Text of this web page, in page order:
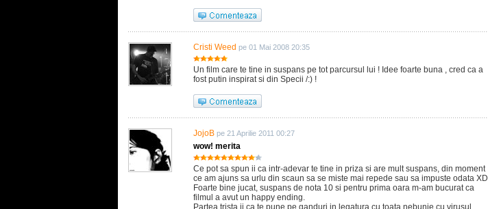
Cristi Weed pe 01 Mai 2008 20:35
Un film care te tine in suspans pe tot parcursul lui ! Idee foarte buna , cred ca a
fost putin inspirat si din Specii /:) !
JojoB pe 21 Aprilie 2011 00:27
wow! merita
Ce pot sa spun ii ca intr-adevar te tine in priza si are mult suspans, din moment
ce am ajuns sa urlu din scaun sa se miste mai repede sau sa impuste odata XD
Foarte bine jucat, suspans de nota 10 si pentru prima oara m-am bucurat ca
filmul a avut un happy ending.
Partea trista ii ca te pune pe ganduri in legatura cu toata nebunie cu virusul